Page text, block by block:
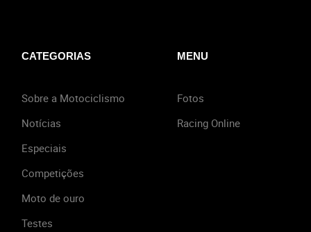
CATEGORIAS
Sobre a Motociclismo
Notícias
Especiais
Competições
Moto de ouro
Testes
MENU
Fotos
Racing Online